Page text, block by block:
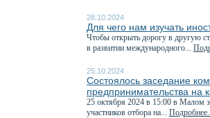
28.10.2024
Для чего нам изучать
Чтобы открыть дорогу в другую
в развитии международного...
25.10.2024
Состоялось заседание
предпринимательства на
25 октября 2024 в 15:00 в Малом
участников отбора на...